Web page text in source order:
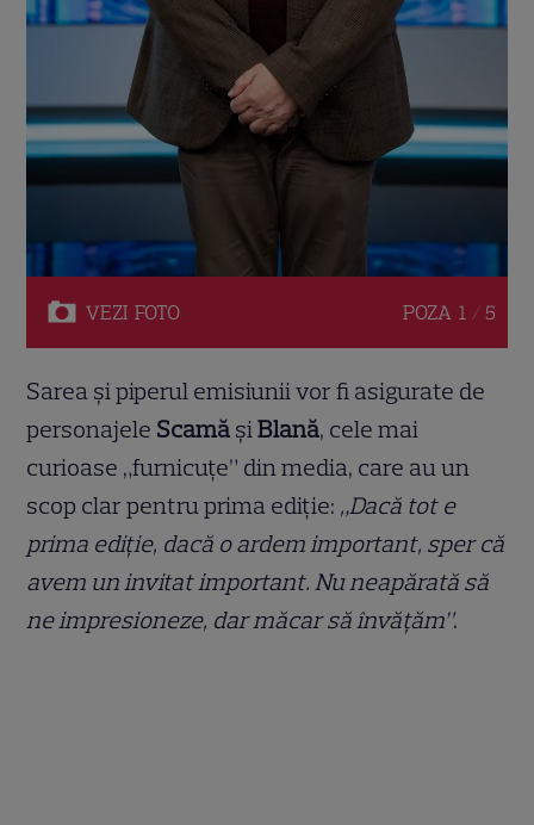
VEZI FOTO POZA 1 / 5
Sarea și piperul emisiunii vor fi asigurate de
personajele Scamă șiBlană, cele mai
curioase „furnicuțe” din media, care au un
scop clar pentru prima ediție: „Dacă tot e
prima ediție, dacă o ardem important, sper că
avem un invitat important. Nu neapărată să
ne impresioneze, dar măcar să învățăm”.